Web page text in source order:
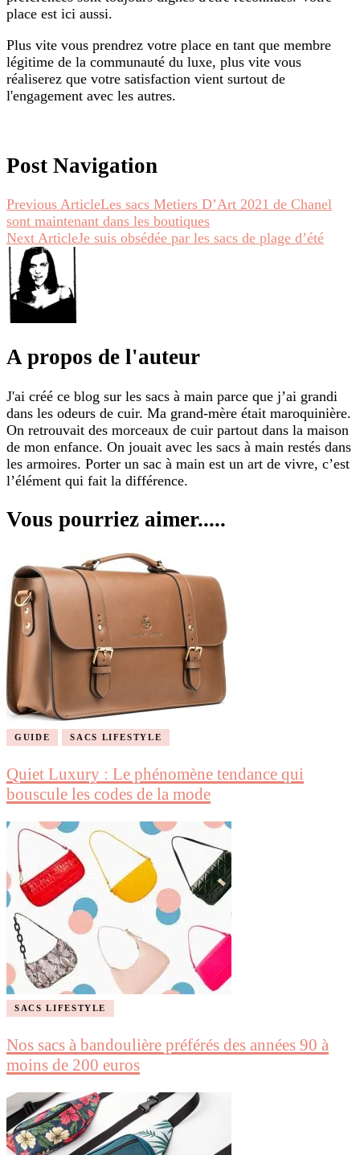
place est ici aussi.
Plus vite vous prendrez votre place en tant que membre
légitime de la communauté du luxe, plus vite vous
réaliserez que votre satisfaction vient surtout de
l'engagement avec les autres.
Post Navigation
Previous ArticleLes sacs Metiers D’Art 2021 de Chanel
sont maintenant dans les boutiques
Next ArticleJe suis obsédée par les sacs de plage d’été
A propos de l'auteur
J'ai créé ce blog sur les sacs à main parce que j’ai grandi
dans les odeurs de cuir. Ma grand-mère était maroquinière.
On retrouvait des morceaux de cuir partout dans la maison
de mon enfance. On jouait avec les sacs à main restés dans
les armoires. Porter un sac à main est un art de vivre, c’est
l’élément qui fait la différence.
Vous pourriez aimer.....
GUIDE SACS LIFESTYLE
Quiet Luxury : Le phénomène tendance qui
bouscule les codes de la mode
SACS LIFESTYLE
Nos sacs à bandoulière préférés des années 90 à
moins de 200 euros